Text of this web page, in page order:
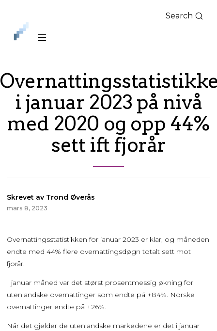
iLag
Nord
Norge
Search
i januar 2023 på nivå
med 2020 og opp 44%
sett ift fjorår
Skrevet av Trond Øverås
mars 8, 2023
Overnattingsstatistikken for januar 2023 er klar, og måneden
endte med 44% flere overnattingsdøgn totalt sett mot
fjorår.
I januar måned var det størst prosentmessig økning for
utenlandske overnattinger som endte på +84%. Norske
overnattinger endte på +26%.
Når det gjelder de utenlandske markedene er det i januar